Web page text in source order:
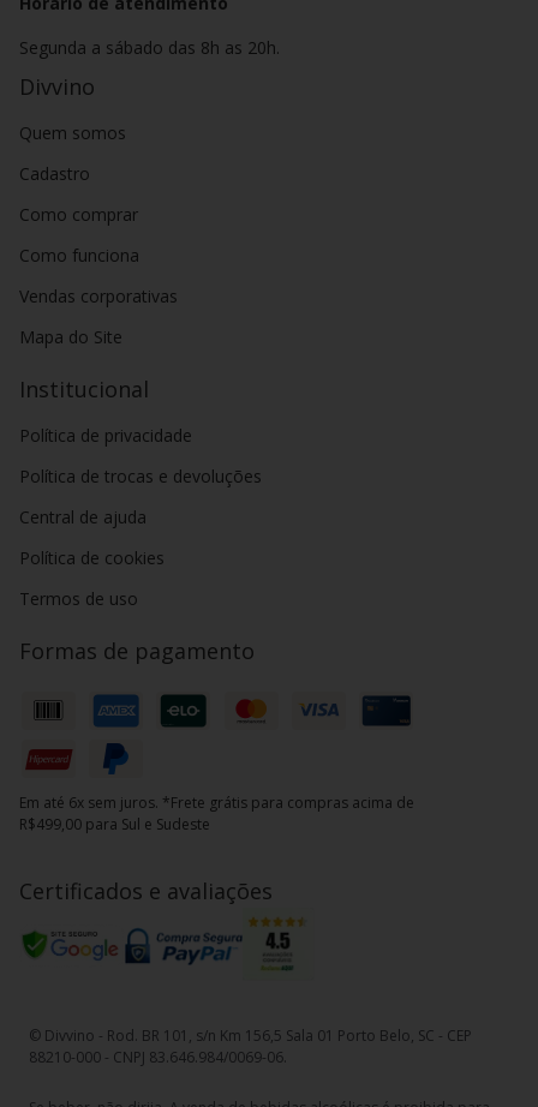
Segunda a sábado das 8h as 20h.
Divvino
Quem somos
Cadastro
Como comprar
Como funciona
Vendas corporativas
Mapa do Site
Institucional
Política de privacidade
Política de trocas e devoluções
Central de ajuda
Política de cookies
Termos de uso
Formas de pagamento
Em até 6x sem juros. *Frete grátis para compras acima de
R$499,00 para Sul e Sudeste
Certificados e avaliações
© Divvino - Rod. BR 101, s/n Km 156,5 Sala 01 Porto Belo, SC - CEP
88210-000 - CNPJ 83.646.984/0069-06.